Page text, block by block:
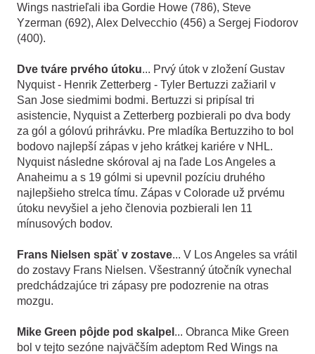
Wings nastrieľali iba Gordie Howe (786), Steve
Yzerman (692), Alex Delvecchio (456) a Sergej Fiodorov
(400).
Dve tváre prvého útoku... Prvý útok v zložení Gustav
Nyquist - Henrik Zetterberg - Tyler Bertuzzi zažiaril v
San Jose siedmimi bodmi. Bertuzzi si pripísal tri
asistencie, Nyquist a Zetterberg pozbierali po dva body
za gól a gólovú prihrávku. Pre mladíka Bertuzziho to bol
bodovo najlepší zápas v jeho krátkej kariére v NHL.
Nyquist následne skóroval aj na ľade Los Angeles a
Anaheimu a s 19 gólmi si upevnil pozíciu druhého
najlepšieho strelca tímu. Zápas v Colorade už prvému
útoku nevyšiel a jeho členovia pozbierali len 11
mínusových bodov.
Frans Nielsen späť v zostave... V Los Angeles sa vrátil
do zostavy Frans Nielsen. Všestranný útočník vynechal
predchádzajúce tri zápasy pre podozrenie na otras
mozgu.
Mike Green pôjde pod skalpel ... Obranca Mike Green
bol v tejto sezóne najväčším adeptom Red Wings na